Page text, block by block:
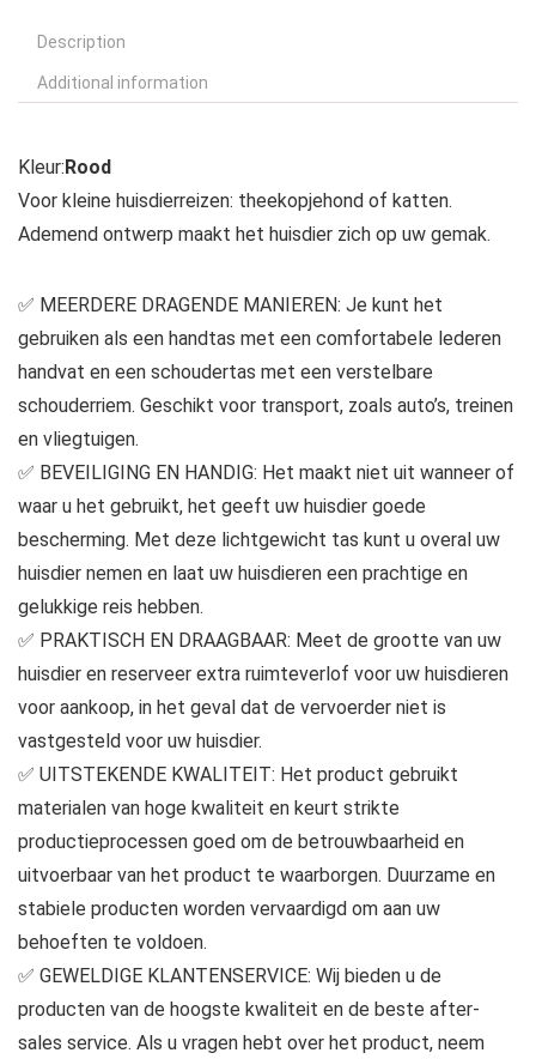
Description
Additional information
Kleur: Rood
Voor kleine huisdierreizen: theekopjehond of katten.
Ademend ontwerp maakt het huisdier zich op uw gemak.
✅ MEERDERE DRAGENDE MANIEREN: Je kunt het
gebruiken als een handtas met een comfortabele lederen
handvat en een schoudertas met een verstelbare
schouderriem. Geschikt voor transport, zoals auto’s, treinen
en vliegtuigen.
✅ BEVEILIGING EN HANDIG: Het maakt niet uit wanneer of
waar u het gebruikt, het geeft uw huisdier goede
bescherming. Met deze lichtgewicht tas kunt u overal uw
huisdier nemen en laat uw huisdieren een prachtige en
gelukkige reis hebben.
✅ PRAKTISCH EN DRAAGBAAR: Meet de grootte van uw
huisdier en reserveer extra ruimteverlof voor uw huisdieren
voor aankoop, in het geval dat de vervoerder niet is
vastgesteld voor uw huisdier.
✅ UITSTEKENDE KWALITEIT: Het product gebruikt
materialen van hoge kwaliteit en keurt strikte
productieprocessen goed om de betrouwbaarheid en
uitvoerbaar van het product te waarborgen. Duurzame en
stabiele producten worden vervaardigd om aan uw
behoeften te voldoen.
✅ GEWELDIGE KLANTENSERVICE: Wij bieden u de
producten van de hoogste kwaliteit en de beste after-
sales service. Als u vragen hebt over het product, neem